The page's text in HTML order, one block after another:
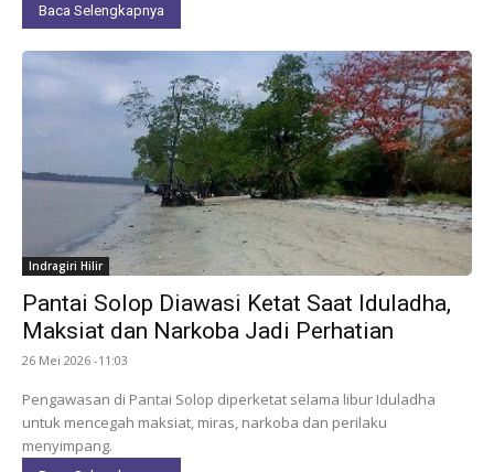
Baca Selengkapnya
Indragiri Hilir
Pantai Solop Diawasi Ketat Saat Iduladha,
Maksiat dan Narkoba Jadi Perhatian
26 Mei 2026 -11:03
Pengawasan di Pantai Solop diperketat selama libur Iduladha
untuk mencegah maksiat, miras, narkoba dan perilaku
menyimpang.